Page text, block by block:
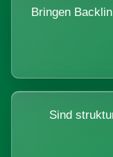
Bringen
Sind